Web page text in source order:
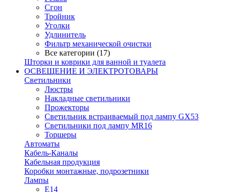
Сгон
Тройник
Уголки
Удлинитель
Фильтр механической очистки
Все категории (17)
Шторки и коврики для ванной и туалета
ОСВЕЩЕНИЕ И ЭЛЕКТРОТОВАРЫ
Светильники
Люстры
Накладные светильники
Прожекторы
Светильник встраиваемый под лампу GX53
Светильники под лампу MR16
Торшеры
Автоматы
Кабель-Каналы
Кабельная продукция
Коробки монтажные, подрозетники
Лампы
E14